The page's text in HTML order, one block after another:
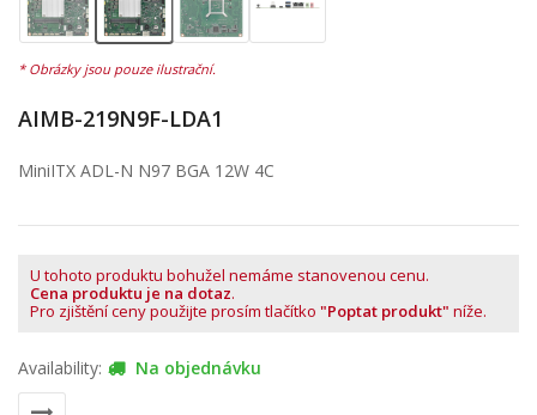
AIMB-219N9F-LDA1
MiniITX ADL-N N97 BGA 12W 4C
U tohoto produktu bohužel nemáme stanovenou cenu.
Cena produktu je na dotaz.
Pro zjištění ceny použijte prosím tlačítko "Poptat produkt" níže.
Availability: Na objednávku